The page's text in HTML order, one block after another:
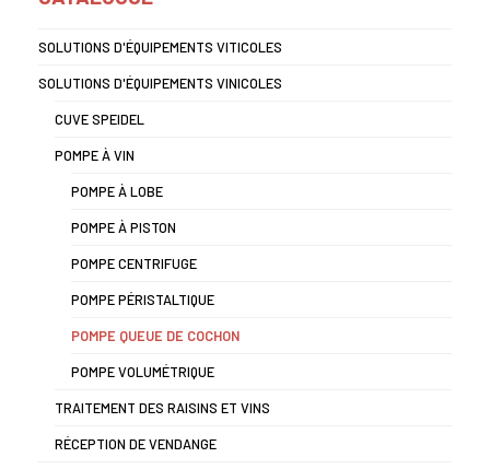
SOLUTIONS D'ÉQUIPEMENTS VITICOLES
SOLUTIONS D'ÉQUIPEMENTS VINICOLES
CUVE SPEIDEL
POMPE À VIN
POMPE À LOBE
POMPE À PISTON
POMPE CENTRIFUGE
POMPE PÉRISTALTIQUE
POMPE QUEUE DE COCHON
POMPE VOLUMÉTRIQUE
TRAITEMENT DES RAISINS ET VINS
RÉCEPTION DE VENDANGE